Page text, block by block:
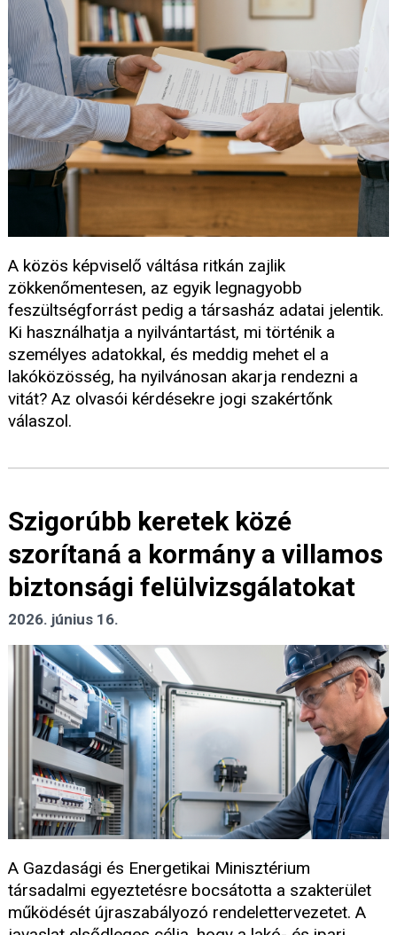
A közös képviselő váltása ritkán zajlik
zökkenőmentesen, az egyik legnagyobb
feszültségforrást pedig a társasház adatai jelentik.
Ki használhatja a nyilvántartást, mi történik a
személyes adatokkal, és meddig mehet el a
lakóközösség, ha nyilvánosan akarja rendezni a
vitát? Az olvasói kérdésekre jogi szakértőnk
válaszol.
Szigorúbb keretek közé
szorítaná a kormány a villamos
biztonsági felülvizsgálatokat
2026. június 16.
A Gazdasági és Energetikai Minisztérium
társadalmi egyeztetésre bocsátotta a szakterület
működését újraszabályozó rendelettervezetet. A